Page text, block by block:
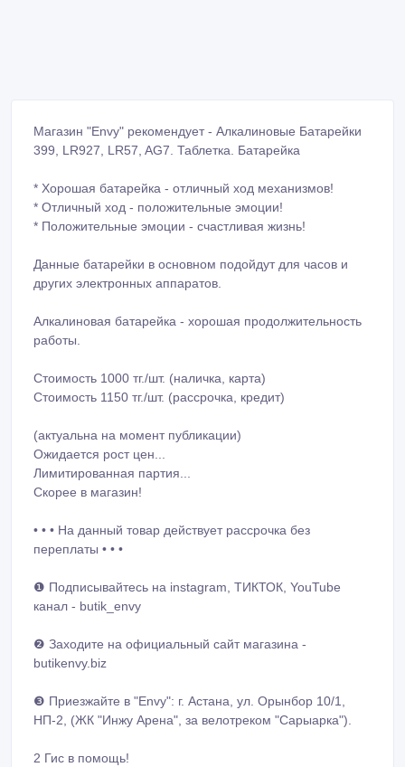
Магазин "Envy" рекомендует - Алкалиновые Батарейки
399, LR927, LR57, AG7. Таблетка. Батарейка
*️ Хорошая батарейка - отличный ход механизмов!
*️ Отличный ход - положительные эмоции!
*️ Положительные эмоции - счастливая жизнь!
Данные батарейки в основном подойдут для часов и
других электронных аппаратов.
Алкалиновая батарейка - хорошая продолжительность
работы.
Стоимость 1000 тг./шт. (наличка, карта)
Стоимость 1150 тг./шт. (рассрочка, кредит)
(актуальна на момент публикации)
Ожидается рост цен...
Лимитированная партия...
Скорее в магазин!
• • • На данный товар действует рассрочка без
переплаты • • •
❶ Подписывайтесь на instagram, ТИКТОК, YouTube
канал - butik_envy
❷ Заходите на официальный сайт магазина -
butikenvy.biz
❸ Приезжайте в "Envy": г. Астана, ул. Орынбор 10/1,
НП-2, (ЖК "Инжу Арена", за велотреком "Сарыарка").
2 Гис в помощь!